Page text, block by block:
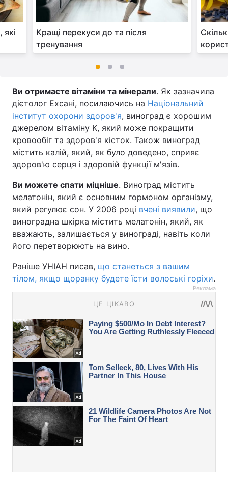
Кращі перекуси до та після
тренування
Ви отримаєте вітаміни та мінерали. Як зазначила
дієтолог Ехсані, посилаючись на Національний
інститут охорони здоров'я, виноград є хорошим
джерелом вітаміну K, який може покращити
кровообіг та здоров'я кісток. Також виноград
містить калій, який, як було доведено, сприяє
здоров'ю серця і здоровій функції м'язів.
Ви можете спати міцніше. Виноград містить
мелатонін, який є основним гормоном організму,
який регулює сон. У 2006 році вчені виявили, що
виноградна шкірка містить мелатонін, який, як
вважають, залишається у винограді, навіть коли
його перетворюють на вино.
Раніше УНІАН писав, що станеться з вашим
тілом, якщо щоранку будете їсти волоські горіхи.
Реклама